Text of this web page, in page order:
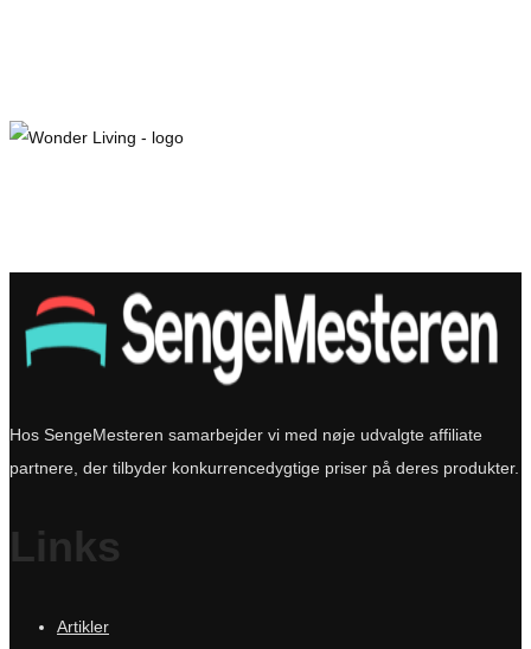
Hos SengeMesteren samarbejder vi med nøje udvalgte affiliate
partnere, der tilbyder konkurrencedygtige priser på deres produkter.
Links
Artikler